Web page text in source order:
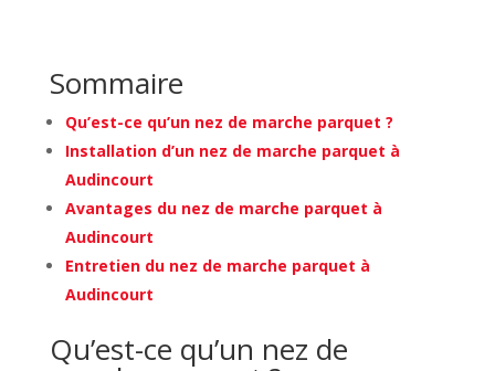
Sommaire
Qu’est-ce qu’un nez de marche parquet ?
Installation d’un nez de marche parquet à
Audincourt
Avantages du nez de marche parquet à
Audincourt
Entretien du nez de marche parquet à
Audincourt
Qu’est-ce qu’un nez de